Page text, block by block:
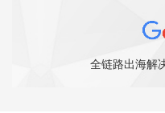
全链路出海解